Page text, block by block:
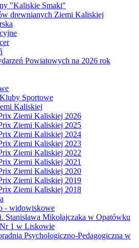
"Kaliskie Smaki"
drewnianych Ziemi Kaliskiej
Powiatowych na 2026 rok
Sportowe
Kaliskiej
Ziemi Kaliskiej 2026
Ziemi Kaliskiej 2025
Ziemi Kaliskiej 2024
Ziemi Kaliskiej 2023
Ziemi Kaliskiej 2022
Ziemi Kaliskiej 2021
Ziemi Kaliskiej 2020
Ziemi Kaliskiej 2019
Ziemi Kaliskiej 2018
- widowiskowe
i. Stanisława Mikołajczaka w Opatówku
Nr 1 w Liskowie
Psychologiczno-Pedagogiczna w